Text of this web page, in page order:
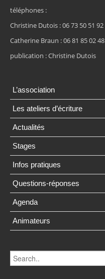
téléphones :
Christine Dutois : 06 73 50 51 92
Catherine Braun : 06 81 85 02 48
publication : Christine Dutois
L’association
Les ateliers d’écriture
Actualités
Stages
Infos pratiques
Questions-réponses
Agenda
Animateurs